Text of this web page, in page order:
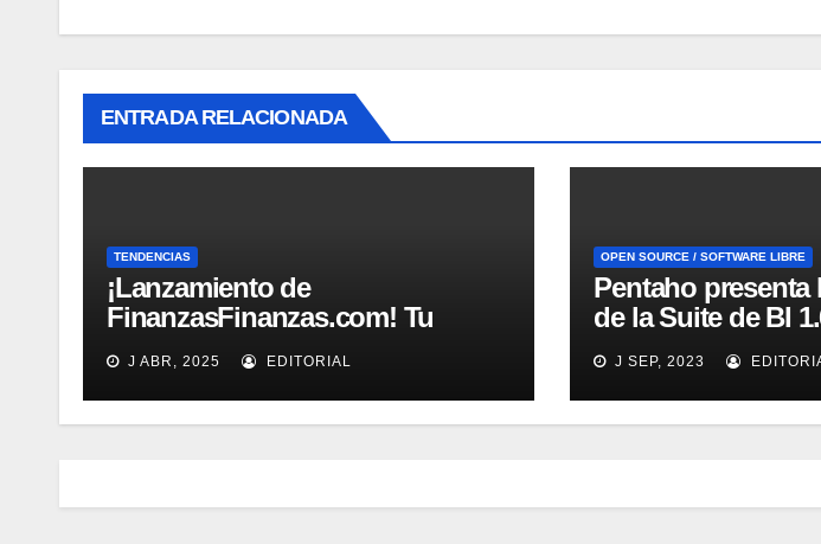
ENTRADA RELACIONADA
TENDENCIAS
¡Lanzamiento de
FinanzasFinanzas.com! Tu
nueva fuente confiable de
educación financiera
J ABR, 2025 EDITORIAL
OPEN SOURCE / SOFTWARE LIBRE
Pentaho presenta
de la Suite de BI
abierto
J SEP, 2023